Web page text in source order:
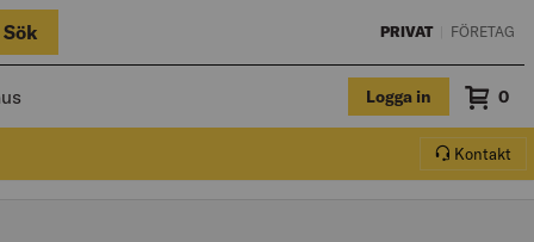
Sök PRIVAT FÖRETAG
Logga in 0
Kontakt